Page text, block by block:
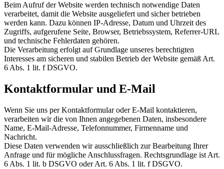
Beim Aufruf der Website werden technisch notwendige Daten
verarbeitet, damit die Website ausgeliefert und sicher betrieben
werden kann. Dazu können IP-Adresse, Datum und Uhrzeit des
Zugriffs, aufgerufene Seite, Browser, Betriebssystem, Referrer-URL
und technische Fehlerdaten gehören.
Die Verarbeitung erfolgt auf Grundlage unseres berechtigten
Interesses am sicheren und stabilen Betrieb der Website gemäß Art.
6 Abs. 1 lit. f DSGVO.
Kontaktformular und E-Mail
Wenn Sie uns per Kontaktformular oder E-Mail kontaktieren,
verarbeiten wir die von Ihnen angegebenen Daten, insbesondere
Name, E-Mail-Adresse, Telefonnummer, Firmenname und
Nachricht.
Diese Daten verwenden wir ausschließlich zur Bearbeitung Ihrer
Anfrage und für mögliche Anschlussfragen. Rechtsgrundlage ist Art.
6 Abs. 1 lit. b DSGVO oder Art. 6 Abs. 1 lit. f DSGVO.